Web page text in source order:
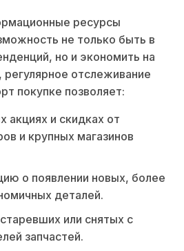
ресурсы
не только быть в
но и экономить на
отслеживание
покупке позволяет:
акциях и скидках от
и крупных магазинов
о появлении новых, более
деталей.
или снятых с
запчастей.